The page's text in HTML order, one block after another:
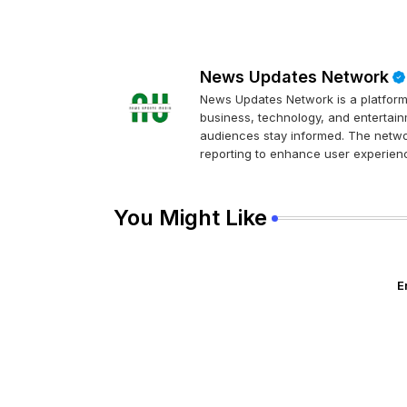
News Updates Network
News Updates Network is a
business, technology, and
audiences stay informed. The
reporting to enhance user
You Might Like